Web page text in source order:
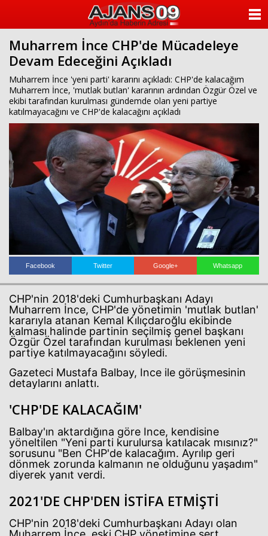
Muharrem İnce CHP'de Mücadeleye
Devam Edeceğini Açıkladı
Muharrem İnce 'yeni parti' kararını açıkladı: CHP'de kalacağım
Muharrem İnce, 'mutlak butlan' kararının ardından Özgür Özel ve
ekibi tarafından kurulması gündemde olan yeni partiye
katılmayacağını ve CHP'de kalacağını açıkladı
Facebook Twitter Google+ Whatsapp
CHP'nin 2018'deki Cumhurbaşkanı Adayı
Muharrem İnce, CHP'de yönetimin 'mutlak butlan'
kararıyla atanan Kemal Kılıçdaroğlu ekibinde
kalması halinde partinin seçilmiş genel başkanı
Özgür Özel tarafından kurulması beklenen yeni
partiye katılmayacağını söyledi.
Gazeteci Mustafa Balbay, İnce ile görüşmesinin
detaylarını anlattı.
'CHP'DE KALACAĞIM'
Balbay'ın aktardığına göre İnce, kendisine
yöneltilen "Yeni parti kurulursa katılacak mısınız?"
sorusunu "Ben CHP'de kalacağım. Ayrılıp geri
dönmek zorunda kalmanın ne olduğunu yaşadım"
diyerek yanıt verdi.
2021'DE CHP'DEN İSTİFA ETMİŞTİ
CHP'nin 2018'deki Cumhurbaşkanı Adayı olan
KATEGORİLER
ANKETLER
FOTO GALERİ
VİDEO GALERİ
KÜNYE
İLETİŞİM